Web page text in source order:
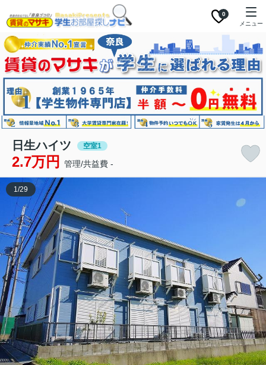
0
メニュー
日生ハイツ 空室1
2.7万円 管理/共益費 -
1/29